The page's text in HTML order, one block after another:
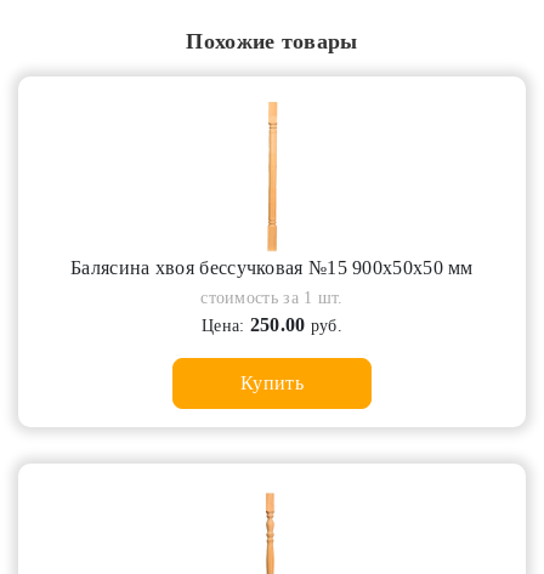
Похожие товары
Балясина хвоя бессучковая №15 900х50х50 мм
стоимость за 1 шт.
Цена: 250.00 руб.
Купить